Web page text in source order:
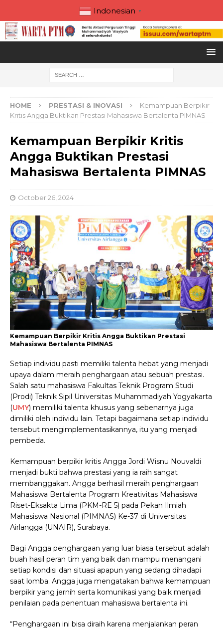
Indonesian ▼
HOME PRESTASI & INOVASI
Kemampuan Berpikir
Kritis Angga Buktikan Prestasi Mahasiswa Bertalenta PIMNAS
Kemampuan Berpikir Kritis
Angga Buktikan Prestasi
Mahasiswa Bertalenta PIMNAS
October 26, 2024
Kemampuan Berpikir Kritis Angga Buktikan Prestasi
Mahasiswa Bertalenta PIMNAS
Setiap individu pasti memiliki talenta hebat yang menjadi
upaya dalam meraih penghargaan atau sebuah prestasi.
Salah satu mahasiswa Fakultas Teknik Program Studi
(Prodi) Teknik Sipil Universitas Muhammadiyah Yogyakarta
(UMY) memiliki talenta khusus yang sebenarnya juga
dimiliki oleh individu lain. Tetapi bagaimana setiap individu
tersebut mengimplementasikannya, itu yang menjadi
pembeda.
Kemampuan berpikir kritis Angga Jordi Wisnu Nouvaldi
menjadi bukti bahwa prestasi yang ia raih sangat
membanggakan. Angga berhasil meraih penghargaan
Mahasiswa Bertalenta Program Kreativitas Mahasiswa
Riset-Eksakta Lima (PKM-RE 5) pada Pekan Ilmiah
Mahasiswa Nasional (PIMNAS) Ke-37 di Universitas
Airlangga (UNAIR), Surabaya.
Bagi Angga penghargaan yang luar biasa tersebut adalah
buah hasil peran tim yang baik dan mampu menangani
setiap kondisi dan situasi apapun yang sedang dihadapi
saat lomba. Angga juga mengatakan bahwa kemampuan
berpikir yang jernih serta komunikasi yang baik menjadi
penilaian pada penentuan mahasiswa bertalenta ini.
“Penghargaan ini bisa diraih karena menjalankan peran